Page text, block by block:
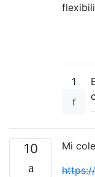
1
10 Mi